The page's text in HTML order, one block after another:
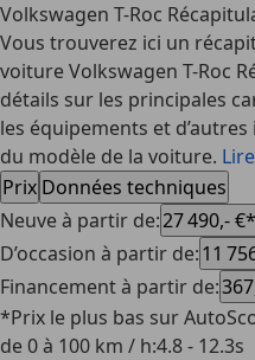
Volkswagen T-Roc
Vous trouverez ici un
voiture Volkswagen T-Roc
détails sur les principales
les équipements et
du modèle de la voiture.
Prix Données techniques
Neuve à partir de:27 490,- €*
D’occasion à partir de:11
Financement à partir de:
*Prix le plus bas sur
de 0 à 100 km / h:4.8 - 12.3s